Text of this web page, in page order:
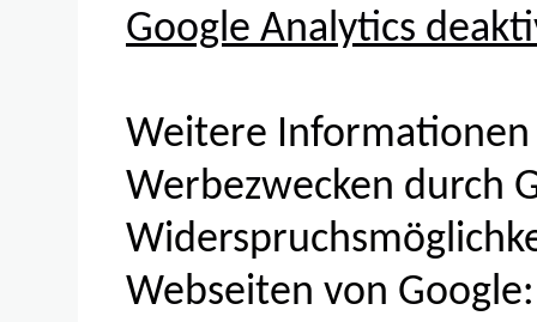
Google Analytics
Weitere
Werbezwecken durch
Webseiten von Google: